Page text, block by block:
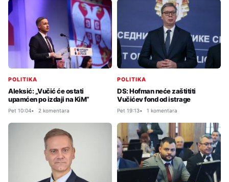
POLITIKA
Aleksić: „Vučić će ostati
upamćen po izdaji na KiM“
Pet 10:04 2 komentara
POLITIKA
DS: Hofman neće zaštititi
Vučićev fond od istrage
Pet 19:13 1 komentara